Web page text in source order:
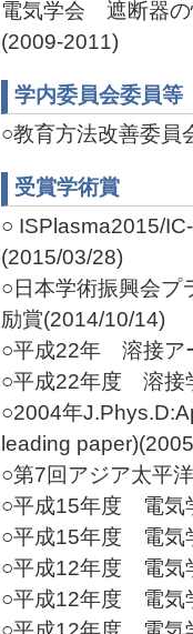
電気学会 遮断器の
(2009-2011)
学内委員会委員等
○教育方法改善委
受賞学術賞
○ ISPlasma2015/
(2015/03/28)
○日本学術振興会プ
励賞(2014/10/14)
○平成22年 溶接ア
○平成22年度 溶接
○2004年
leading
○第7回アジア太平
○平成15年度 電気
○平成15年度 電気
○平成12年度 電気
○平成12年度 電気